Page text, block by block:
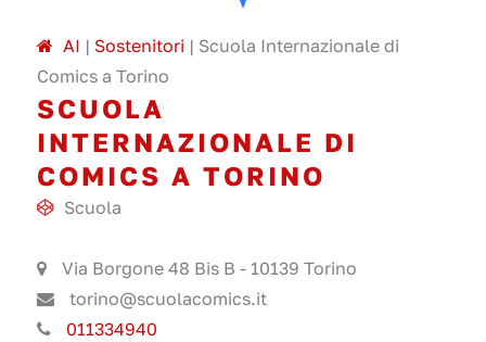
AI | Sostenitori | Scuola Internazionale di
Comics a Torino
SCUOLA
INTERNAZIONALE DI
COMICS A TORINO
Scuola
Via Borgone 48 Bis B - 10139 Torino
torino@scuolacomics.it
011334940